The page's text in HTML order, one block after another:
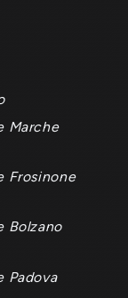
Marche
Frosinone
Bolzano
Padova